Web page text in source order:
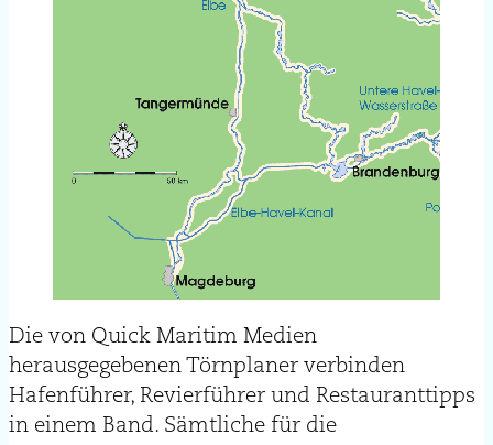
Die von Quick Maritim Medien
herausgegebenen Törnplaner verbinden
Hafenführer, Revierführer und Restauranttipps
in einem Band. Sämtliche für die